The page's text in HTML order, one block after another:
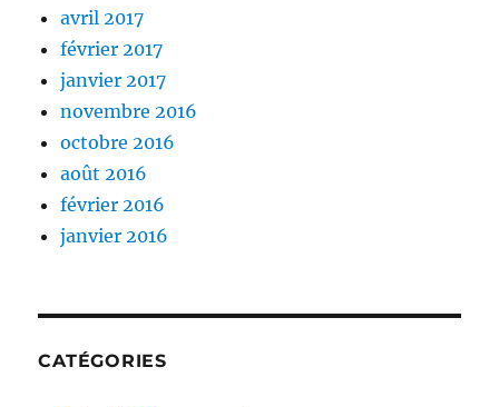
avril 2017
février 2017
janvier 2017
novembre 2016
octobre 2016
août 2016
février 2016
janvier 2016
CATÉGORIES